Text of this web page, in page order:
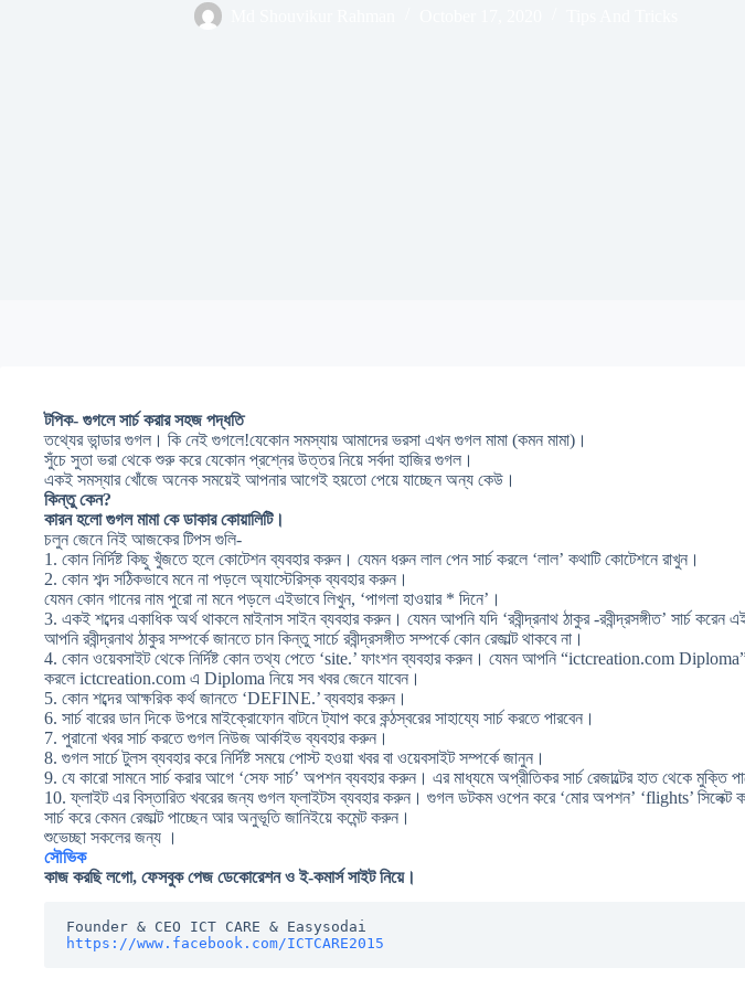
টপিক- গুগলে সার্চ করার সহজ পদ্ধতি
তথ্যের ভান্ডার গুগল। কি নেই গুগলে!যেকোন সমস্যায় আমাদের ভরসা এখন গুগল মামা (কমন মামা)।
সুঁচে সুতা ভরা থেকে শুরু করে যেকোন প্রশ্নের উত্তর নিয়ে সর্বদা হাজির গুগল।
একই সমস্যার খোঁজে অনেক সময়েই আপনার আগেই হয়তো পেয়ে যাচ্ছেন অন্য কেউ।
কিন্তু কেন?
কারন হলো গুগল মামা কে ডাকার কোয়ালিটি।
চলুন জেনে নিই আজকের টিপস গুলি-
1. কোন নির্দিষ্ট কিছু খুঁজতে হলে কোটেশন ব্যবহার করুন। যেমন ধরুন লাল পেন সার্চ করলে ‘লাল’ কথাটি কোটেশনে রাখুন।
2. কোন শব্দ সঠিকভাবে মনে না পড়লে অ্যাস্টেরিস্ক ব্যবহার করুন।
যেমন কোন গানের নাম পুরো না মনে পড়লে এইভাবে লিখুন, ‘পাগলা হাওয়ার * দিনে’।
3. একই শব্দের একাধিক অর্থ থাকলে মাইনাস সাইন ব্যবহার করুন। যেমন আপনি যদি ‘রবীন্দ্রনাথ ঠাকুর -রবীন্দ্রসঙ্গীত’ সার্চ করেন
আপনি রবীন্দ্রনাথ ঠাকুর সম্পর্কে জানতে চান কিন্তু সার্চে রবীন্দ্রসঙ্গীত সম্পর্কে কোন রেজাল্ট থাকবে না।
4. কোন ওয়েবসাইট থেকে নির্দিষ্ট কোন তথ্য পেতে ‘site.’ ফাংশন ব্যবহার করুন। যেমন আপনি “ictcreation.com Diploma”
করলে ictcreation.com এ Diploma নিয়ে সব খবর জেনে যাবেন।
5. কোন শব্দের আক্ষরিক কর্থ জানতে ‘DEFINE.’ ব্যবহার করুন।
6. সার্চ বারের ডান দিকে উপরে মাইক্রোফোন বাটনে ট্যাপ করে কন্ঠস্বরের সাহায্যে সার্চ করতে পারবেন।
7. পুরানো খবর সার্চ করতে গুগল নিউজ আর্কাইভ ব্যবহার করুন।
8. গুগল সার্চে টুলস ব্যবহার করে নির্দিষ্ট সময়ে পোস্ট হওয়া খবর বা ওয়েবসাইট সম্পর্কে জানুন।
9. যে কারো সামনে সার্চ করার আগে ‘সেফ সার্চ’ অপশন ব্যবহার করুন। এর মাধ্যমে অপ্রীতিকর সার্চ রেজাল্টের হাত থেকে মুক্তি
10. ফ্লাইট এর বিস্তারিত খবরের জন্য গুগল ফ্লাইটস ব্যবহার করুন। গুগল ডটকম ওপেন করে ‘মোর অপশন’ ‘flights’ সিলেক্ট
সার্চ করে কেমন রেজাল্ট পাচ্ছেন আর অনুভূতি জানিইয়ে কমেন্ট করুন।
শুভেচ্ছা সকলের জন্য ।
সৌভিক
কাজ করছি লগো, ফেসবুক পেজ ডেকোরেশন ও ই-কমার্স সাইট নিয়ে।
https://www.facebook.com/ICTCARE2015